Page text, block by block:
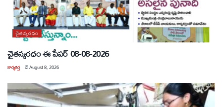
చైతన్యరధం
చైతన్యరధం ఈ పేపర్ 08-08-2026
కార్యకర్త @August 8, 2026